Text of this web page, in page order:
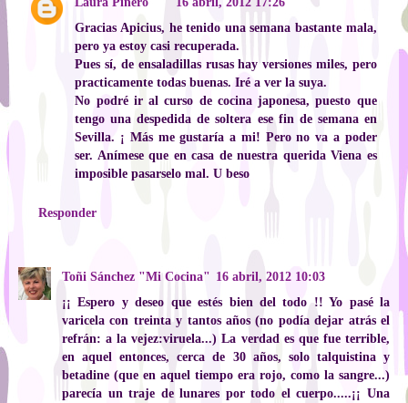
Gracias Apicius, he tenido una semana bastante mala,
pero ya estoy casi recuperada.
Pues sí, de ensaladillas rusas hay versiones miles, pero
practicamente todas buenas. Iré a ver la suya.
No podré ir al curso de cocina japonesa, puesto que
tengo una despedida de soltera ese fin de semana en
Sevilla. ¡ Más me gustaría a mi! Pero no va a poder
ser. Anímese que en casa de nuestra querida Viena es
imposible pasarselo mal. U beso
Responder
Toñi Sánchez "Mi Cocina" 16 abril, 2012 10:03
¡¡ Espero y deseo que estés bien del todo !! Yo pasé la
varicela con treinta y tantos años (no podía dejar atrás el
refrán: a la vejez:viruela...) La verdad es que fue terrible,
en aquel entonces, cerca de 30 años, solo talquistina y
betadine (que en aquel tiempo era rojo, como la sangre...)
parecía un traje de lunares por todo el cuerpo.....¡¡ Una